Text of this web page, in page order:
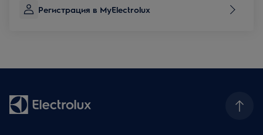
Регистрация в MyElectrolux